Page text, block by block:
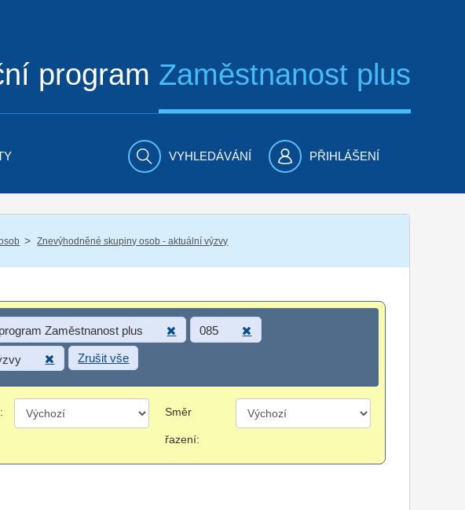
program Zaměstnanost plus
VYHLEDÁVÁNÍ PŘIHLÁŠENÍ
/ Znevýhodněné skupiny osob - aktuální výzvy
Zaměstnanost plus 085
Zrušit vše
Směr
řazení: